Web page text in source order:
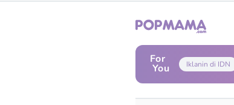
For
You Iklanin di IDN